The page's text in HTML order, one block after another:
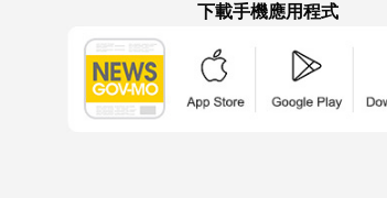
下載手機應用程式